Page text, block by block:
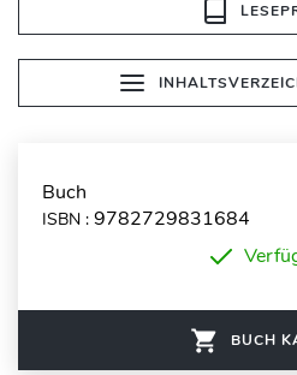
Buch
ISBN : 9782729831684
BUCH